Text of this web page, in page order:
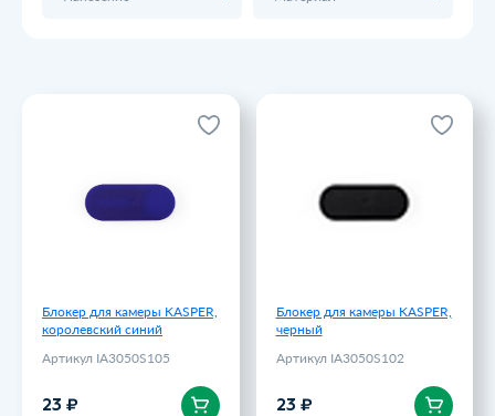
Блокер для камеры KASPER,
королевский синий
Артикул IA3050S105
23 ₽
Блокер для камеры KASPER,
королевский синий
Блокер для камеры KASPER,
черный
Артикул IA3050S102
23 ₽
Блокер для камеры KASPER,
черный